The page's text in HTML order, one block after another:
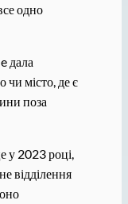
одно
дала
чи місто, де є
поза
у 2023 році,
відділення